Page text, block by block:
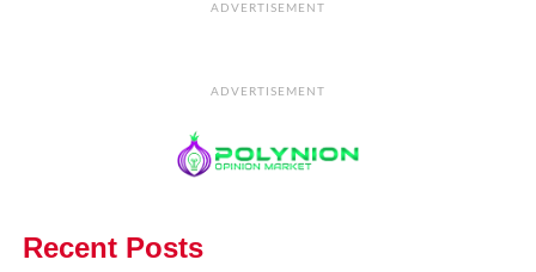
ADVERTISEMENT
ADVERTISEMENT
Recent Posts